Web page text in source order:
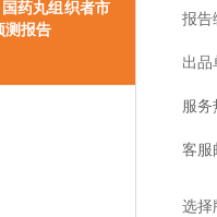
药丸组织者市
测报告
报告
出品
服务
客服
选择